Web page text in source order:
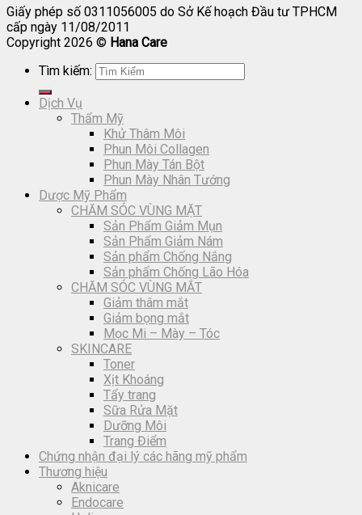
Giấy phép số 0311056005 do Sở Kế hoạch Đầu tư TPHCM
cấp ngày 11/08/2011
Copyright 2026 © Hana Care
Tìm kiếm:
Dịch Vụ
Thẩm Mỹ
Khử Thâm Môi
Phun Môi Collagen
Phun Mày Tán Bột
Phun Mày Nhân Tướng
Dược Mỹ Phẩm
CHĂM SÓC VÙNG MẶT
Sản Phẩm Giảm Mụn
Sản Phẩm Giảm Nám
Sản phẩm Chống Nắng
Sản phẩm Chống Lão Hóa
CHĂM SÓC VÙNG MẮT
Giảm thâm mắt
Giảm bọng mắt
Mọc Mi – Mày – Tóc
SKINCARE
Toner
Xịt Khoáng
Tẩy trang
Sữa Rửa Mặt
Dưỡng Môi
Trang Điểm
Chứng nhận đại lý các hãng mỹ phẩm
Thương hiệu
Aknicare
Endocare